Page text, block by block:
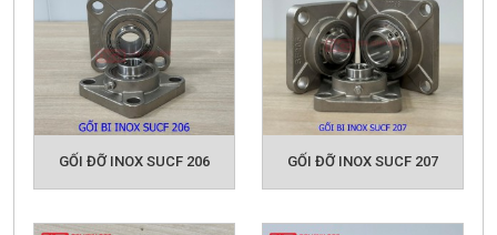
GỐI ĐỠ INOX SUCF 206 GỐI ĐỠ INOX SUCF 207